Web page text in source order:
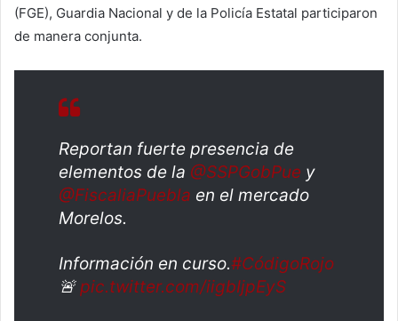
(FGE), Guardia Nacional y de la Policía Estatal participaron
de manera conjunta.
Reportan fuerte presencia de
elementos de la @SSPGobPue y
@FiscaliaPuebla en el mercado
Morelos.
Información en curso.#CódigoRojo
🚨pic.twitter.com/iigbIjpEyS